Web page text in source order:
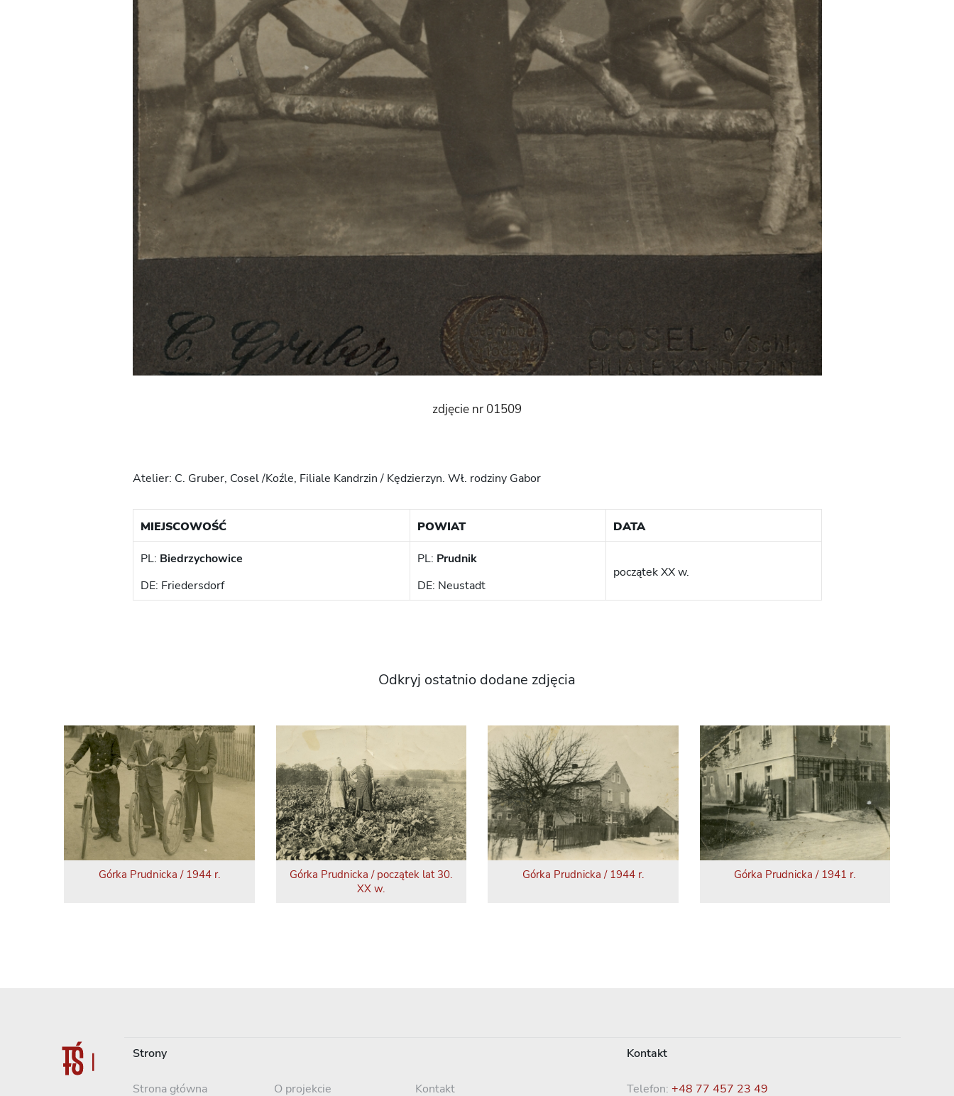
zdjęcie nr 01509
Atelier: C. Gruber, Cosel /Koźle, Filiale Kandrzin / Kędzierzyn. Wł. rodziny Gabor
MIEJSCOWOŚĆ POWIAT DATA
PL: Biedrzychowice
DE: Friedersdorf
PL: Prudnik
DE: Neustadt
początek XX w.
Odkryj ostatnio dodane zdjęcia
Górka Prudnicka / 1944 r.
Górka Prudnicka / początek lat 30.
XX w.
Górka Prudnicka / 1944 r. Górka Prudnicka / 1941 r.
Strony
Strona główna O projekcie Kontakt
Kontakt
Telefon: +48 77 457 23 49